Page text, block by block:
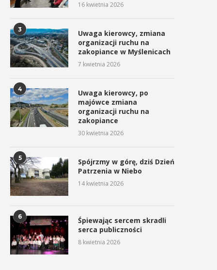
16 kwietnia 2026
3
Uwaga kierowcy, zmiana
organizacji ruchu na
zakopiance w Myślenicach
7 kwietnia 2026
4
Uwaga kierowcy, po
majówce zmiana
organizacji ruchu na
zakopiance
30 kwietnia 2026
5
Spójrzmy w górę, dziś Dzień
Patrzenia w Niebo
14 kwietnia 2026
6
Śpiewając sercem skradli
serca publiczności
8 kwietnia 2026